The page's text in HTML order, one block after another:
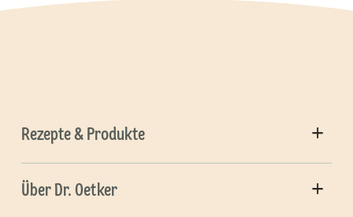
Rezepte & Produkte
Über Dr. Oetker